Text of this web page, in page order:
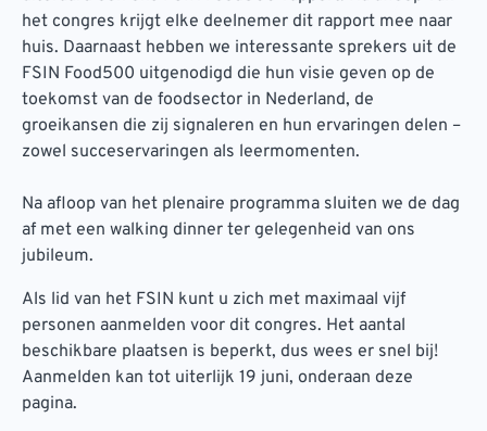
het congres krijgt elke deelnemer dit rapport mee naar
huis. Daarnaast hebben we interessante sprekers uit de
FSIN Food500 uitgenodigd die hun visie geven op de
toekomst van de foodsector in Nederland, de
groeikansen die zij signaleren en hun ervaringen delen –
zowel succeservaringen als leermomenten.
Na afloop van het plenaire programma sluiten we de dag
af met een walking dinner ter gelegenheid van ons
jubileum.
Als lid van het FSIN kunt u zich met maximaal vijf
personen aanmelden voor dit congres. Het aantal
beschikbare plaatsen is beperkt, dus wees er snel bij!
Aanmelden kan tot uiterlijk 19 juni, onderaan deze
pagina.